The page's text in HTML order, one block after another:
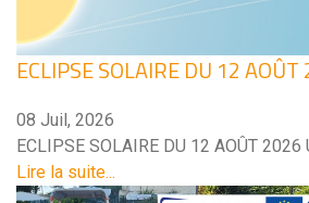
ECLIPSE SOLAIRE DU 12
08 Juil, 2026
ECLIPSE SOLAIRE DU 12 AOÛT
Lire la suite...